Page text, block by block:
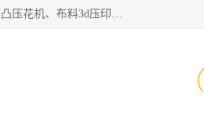
常州联宇机电自动化科技有限公司主营产品：pvc塑料焊机、高频热合机、软膜天花压边机、服装布料凹凸压花机、布料3d压印设备、服装植胶设备、超声波布料花边机、无纺布热合机、全自动压花机。